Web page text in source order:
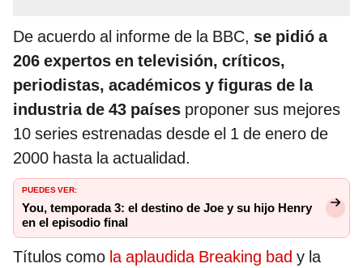
De acuerdo al informe de la BBC, se pidió a
206 expertos en televisión, críticos,
periodistas, académicos y figuras de la
industria de 43 países proponer sus mejores
10 series estrenadas desde el 1 de enero de
2000 hasta la actualidad.
PUEDES VER:
You, temporada 3: el destino de Joe y su hijo Henry
en el episodio final
Títulos como la aplaudida Breaking bad y la